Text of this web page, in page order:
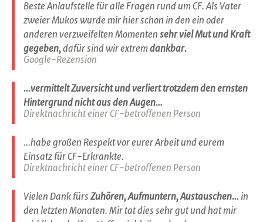
Beste Anlaufstelle für alle Fragen rund um CF. Als Vater
zweier Mukos wurde mir hier schon in den ein oder
anderen verzweifelten Momenten sehr viel Mut und Kraft
gegeben,dafür sind wir extremdankbar.
Google-Rezension
...vermittelt Zuversicht und verliert trotzdem den ernsten
Hintergrund nicht aus den Augen…
Direktnachricht einer CF-betroffenen Person
...habe großen Respekt vor eurer Arbeit und eurem
Einsatz für CF-Erkrankte.
Direktnachricht einer CF-betroffenen Person
Vielen Dank fürs Zuhören, Aufmuntern, Austauschen… in
den letzten Monaten. Mir tat dies sehr gut und hat mir